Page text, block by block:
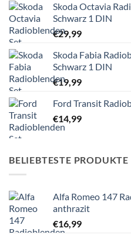
Skoda Octavia
Schwarz 1 DIN
€29,99
Skoda Fabia
Schwarz 1 DIN
€19,99
Ford Transit
€14,99
BELIEBTESTE PRODUKTE
Alfa Romeo 147
anthrazit
€16,99